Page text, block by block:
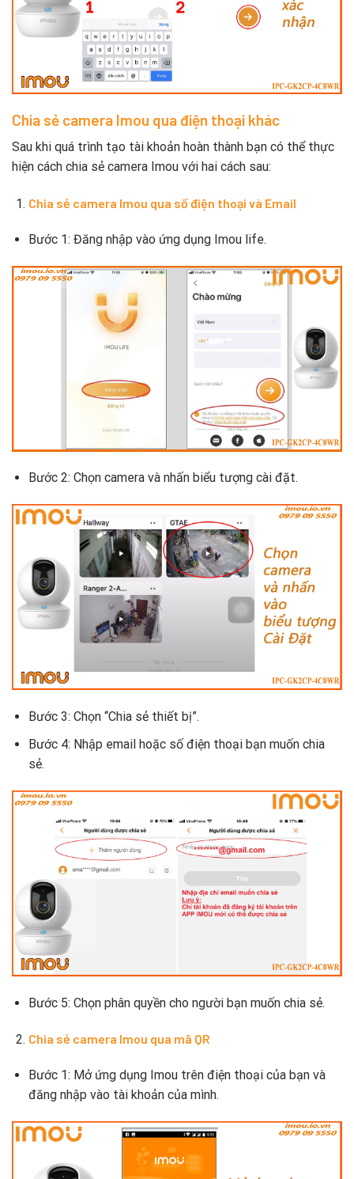
Chia sẻ camera Imou qua điện thoại khác
Sau khi quá trình tạo tài khoản hoàn thành bạn có thể thực
hiện cách chia sẻ camera Imou với hai cách sau:
Chia sẻ camera Imou qua số điện thoại và Email
Bước 1: Đăng nhập vào ứng dụng Imou life.
Bước 2: Chọn camera và nhấn biểu tượng cài đặt.
Bước 3: Chọn “Chia sẻ thiết bị”.
Bước 4: Nhập email hoặc số điện thoại bạn muốn chia
sẻ.
Bước 5: Chọn phân quyền cho người bạn muốn chia sẻ.
Chia sẻ camera Imou qua mã QR
Bước 1: Mở ứng dụng Imou trên điện thoại của bạn và
đăng nhập vào tài khoản của mình.